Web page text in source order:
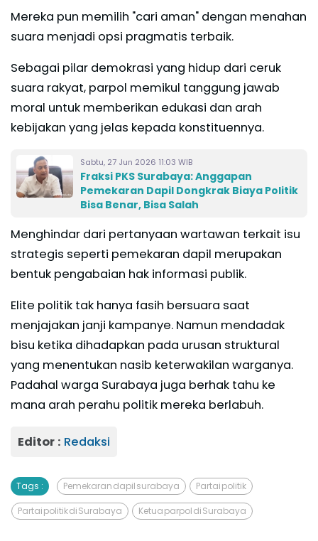
Mereka pun memilih "cari aman" dengan menahan
suara menjadi opsi pragmatis terbaik.
Sebagai pilar demokrasi yang hidup dari ceruk
suara rakyat, parpol memikul tanggung jawab
moral untuk memberikan edukasi dan arah
kebijakan yang jelas kepada konstituennya.
Sabtu, 27 Jun 2026 11:03 WIB
Fraksi PKS Surabaya: Anggapan
Pemekaran Dapil Dongkrak Biaya Politik
Bisa Benar, Bisa Salah
Menghindar dari pertanyaan wartawan terkait isu
strategis seperti pemekaran dapil merupakan
bentuk pengabaian hak informasi publik.
Elite politik tak hanya fasih bersuara saat
menjajakan janji kampanye. Namun mendadak
bisu ketika dihadapkan pada urusan struktural
yang menentukan nasib keterwakilan warganya.
Padahal warga Surabaya juga berhak tahu ke
mana arah perahu politik mereka berlabuh.
Editor : Redaksi
Tags : Pemekaran dapil surabaya Partai politik
Partai politik di Surabaya Ketua parpol di Surabaya